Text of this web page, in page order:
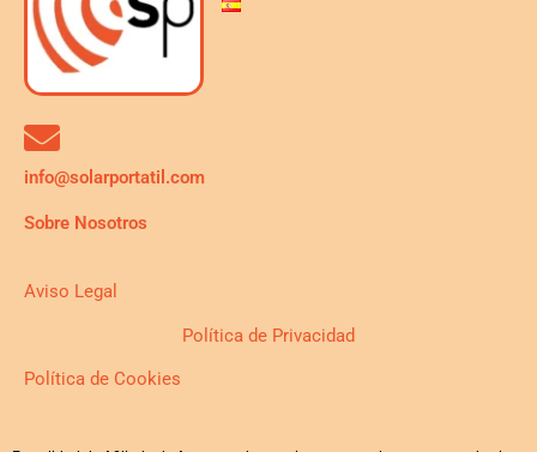
info@solarportatil.com
Sobre Nosotros
Aviso Legal
Política de Privacidad
Política de Cookies